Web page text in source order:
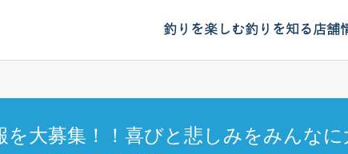
釣りを楽しむ釣りを知る店舗
大募集！！喜びと悲しみをみんなに